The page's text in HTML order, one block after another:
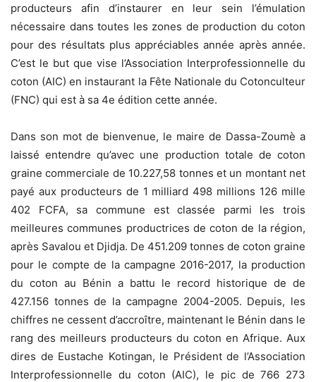
producteurs afin d’instaurer en leur sein l’émulation
nécessaire dans toutes les zones de production du coton
pour des résultats plus appréciables année après année.
C’est le but que vise l’Association Interprofessionnelle du
coton (AIC) en instaurant la Fête Nationale du Cotonculteur
(FNC) qui est à sa 4e édition cette année.
Dans son mot de bienvenue, le maire de Dassa-Zoumè a
laissé entendre qu’avec une production totale de coton
graine commerciale de 10.227,58 tonnes et un montant net
payé aux producteurs de 1 milliard 498 millions 126 mille
402 FCFA, sa commune est classée parmi les trois
meilleures communes productrices de coton de la région,
après Savalou et Djidja. De 451.209 tonnes de coton graine
pour le compte de la campagne 2016-2017, la production
du coton au Bénin a battu le record historique de de
427.156 tonnes de la campagne 2004-2005. Depuis, les
chiffres ne cessent d’accroître, maintenant le Bénin dans le
rang des meilleurs producteurs du coton en Afrique. Aux
dires de Eustache Kotingan, le Président de l’Association
Interprofessionnelle du coton (AIC), le pic de 766 273